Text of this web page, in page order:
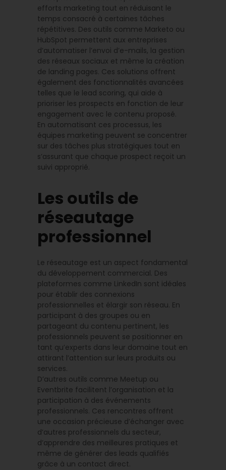
efforts marketing tout en réduisant le
temps consacré à certaines tâches
répétitives. Des outils comme Marketo ou
HubSpot permettent aux entreprises
d’automatiser l’envoi d’e-mails, la gestion
des réseaux sociaux et même la création
de landing pages. Ces solutions offrent
également des fonctionnalités avancées
telles que le lead scoring, qui aide à
prioriser les prospects en fonction de leur
engagement avec le contenu proposé.
En automatisant ces processus, les
équipes marketing peuvent se concentrer
sur des tâches plus stratégiques tout en
s’assurant que chaque prospect reçoit un
suivi approprié.
Les outils de
réseautage
professionnel
Le réseautage est un aspect fondamental
du développement commercial. Des
plateformes comme LinkedIn sont idéales
pour établir des connexions
professionnelles et élargir son réseau. En
participant à des groupes ou en
partageant du contenu pertinent, les
professionnels peuvent se positionner en
tant qu’experts dans leur domaine tout en
attirant l’attention sur leurs produits ou
services.
D’autres outils comme Meetup ou
Eventbrite facilitent l’organisation et la
participation à des événements
professionnels. Ces rencontres offrent
une occasion précieuse d’échanger avec
d’autres professionnels du secteur,
d’apprendre des meilleures pratiques et
même de générer des leads qualifiés
grâce à un contact direct.